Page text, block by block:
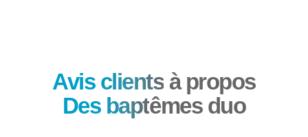
Avis clients à propos
Des baptêmes duo